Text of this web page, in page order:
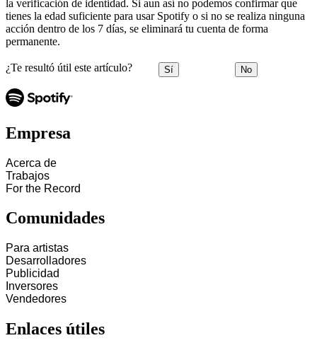
la verificación de identidad. Si aun así no podemos confirmar que
tienes la edad suficiente para usar Spotify o si no se realiza ninguna
acción dentro de los 7 días, se eliminará tu cuenta de forma
permanente.
¿Te resultó útil este artículo? Sí No
Empresa
Acerca de
Trabajos
For the Record
Comunidades
Para artistas
Desarrolladores
Publicidad
Inversores
Vendedores
Enlaces útiles